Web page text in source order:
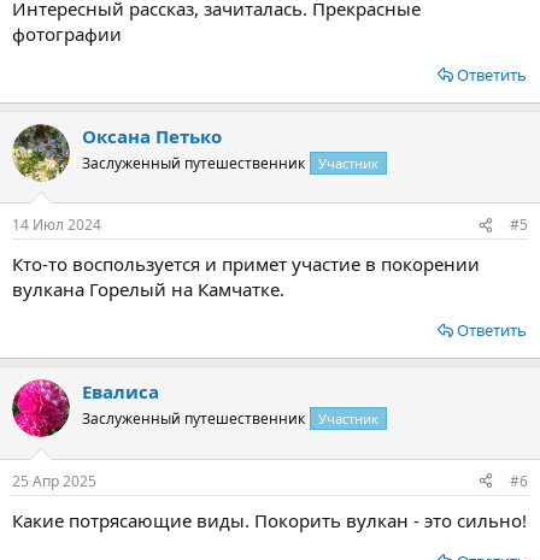
Интересный рассказ, зачиталась. Прекрасные
фотографии
Ответить
Оксана Петько
Заслуженный путешественник Участник
14 Июл 2024 #5
Кто-то воспользуется и примет участие в покорении
вулкана Горелый на Камчатке.
Ответить
Евалиса
Заслуженный путешественник Участник
25 Апр 2025 #6
Какие потрясающие виды. Покорить вулкан - это сильно!